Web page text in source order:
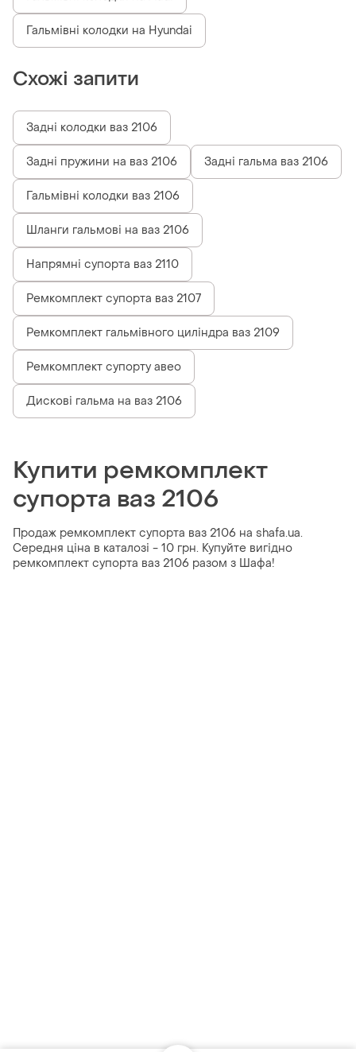
Гальмівні колодки на Hyundai
Схожі запити
Задні колодки ваз 2106
Задні пружини на ваз 2106 Задні гальма ваз 2106
Гальмівні колодки ваз 2106
Шланги гальмові на ваз 2106
Напрямні супорта ваз 2110
Ремкомплект супорта ваз 2107
Ремкомплект гальмівного циліндра ваз 2109
Ремкомплект супорту авео
Дискові гальма на ваз 2106
Купити ремкомплект
супорта ваз 2106
Продаж ремкомплект супорта ваз 2106 на shafa.ua.
Середня ціна в каталозі - 10 грн. Купуйте вигідно
ремкомплект супорта ваз 2106 разом з Шафа!